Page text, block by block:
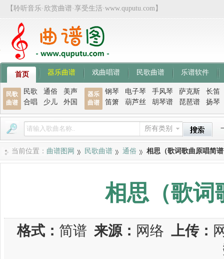
【聆听音乐·欣赏曲谱·享受生活·www.quputu.com】
首页 器乐曲谱 戏曲唱谱 民歌曲谱 乐谱软件
民歌
曲谱
民歌 通俗
美声
合唱
少儿 外国
器乐
曲谱
钢琴 电子琴 手风琴 萨克斯
长笛
笛箫
葫芦丝 胡琴谱 琵琶谱 扬琴
所有类别
当前位置： 曲谱图网 民歌曲谱 通俗 相思（歌词歌曲原唱简
相思（歌词
格式： 简谱 来源： 网络 上传：